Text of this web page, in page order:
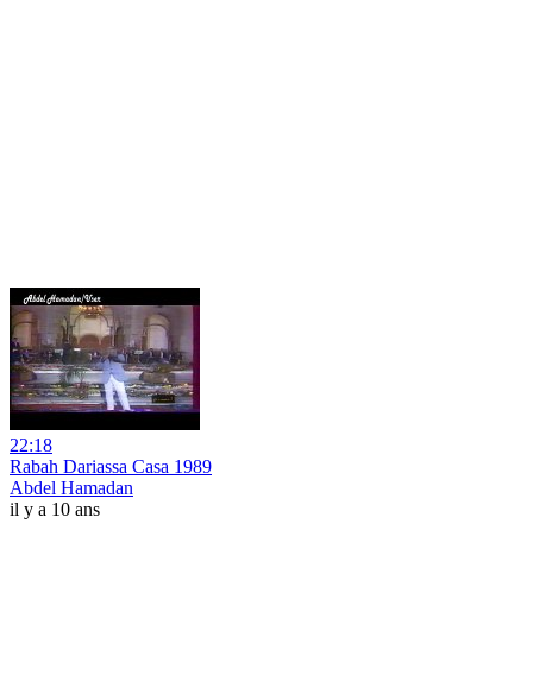
22:18
Rabah Dariassa Casa 1989
Abdel Hamadan
il y a 10 ans